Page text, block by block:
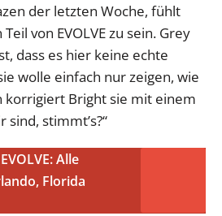
der letzten Woche, fühlt
von EVOLVE zu sein. Grey
dass es hier keine echte
wolle einfach nur zeigen, wie
korrigiert Bright sie mit einem
sind, stimmt’s?“
Alle
Florida